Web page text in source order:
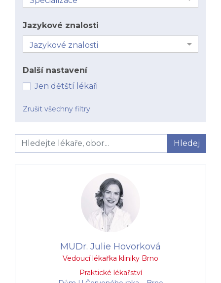
Jazykové znalosti
Další nastavení
Jen dětští lékaři
Zrušit všechny filtry
Hledej
MUDr. Julie Hovorková
Vedoucí lékařka kliniky Brno
Praktické lékařství